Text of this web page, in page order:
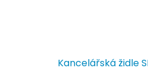
Kancelářská židle